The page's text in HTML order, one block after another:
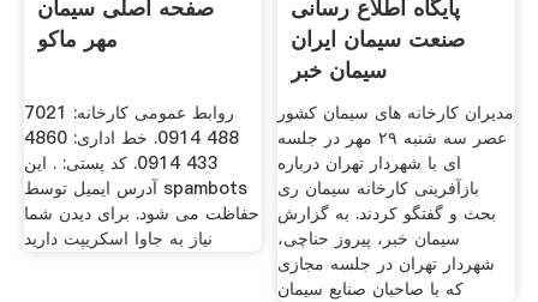
صفحه اصلی سیمان
مهر ماکو
روابط عمومی کارخانه: 7021
488 0914. خط اداری: 4860
433 0914. کد پستی: . این
آدرس ایمیل توسط spambots
حفاظت می شود. برای دیدن شما
نیاز به جاوا اسکریپت دارید
پایگاه اطلاع رسانی
صنعت سیمان ایران
سیمان خبر
مدیران کارخانه های سیمان کشور
عصر سه شنبه ٢٩ مهر در جلسه
ای با شهردار تهران درباره
بازآفرینی کارخانه سیمان ری
بحث و گفتگو کردند. به گزارش
سیمان خبر، پیروز حناچی،
شهردار تهران در جلسه مجازی
که با صاحبان صنایع سیمان